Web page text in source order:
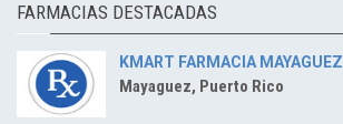
FARMACIAS DESTACADAS
KMART FARMACIA MAYAGUEZ
Mayaguez, Puerto Rico